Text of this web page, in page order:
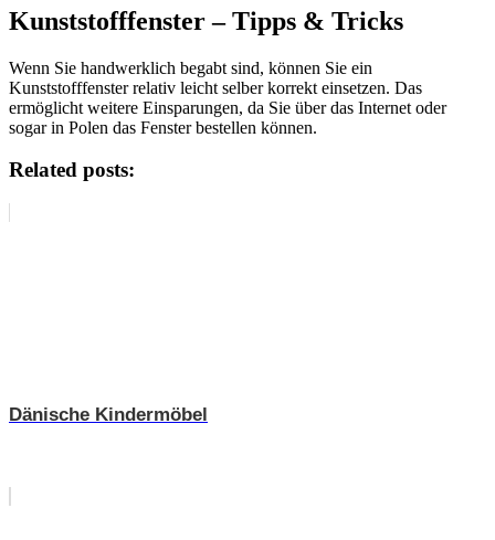
Kunststofffenster – Tipps & Tricks
Wenn Sie handwerklich begabt sind, können Sie ein
Kunststofffenster relativ leicht selber korrekt einsetzen. Das
ermöglicht weitere Einsparungen, da Sie über das Internet oder
sogar in Polen das Fenster bestellen können.
Related posts:
Dänische Kindermöbel